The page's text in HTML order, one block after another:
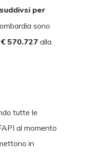
per
sono
€ 570.727alla
tutte le
al momento
in